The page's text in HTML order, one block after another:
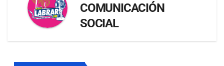
COMUNICACIÓN
SOCIAL